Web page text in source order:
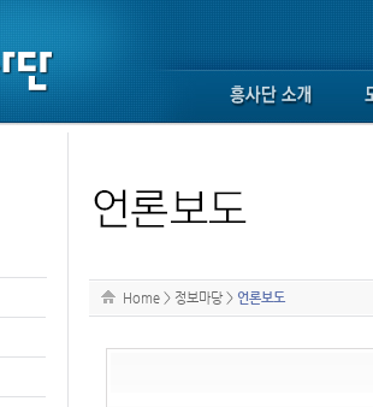
Home > 정보마당 > 언론보도